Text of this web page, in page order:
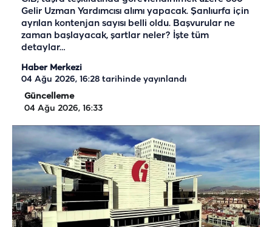
Gelir Uzman Yardımcısı alımı yapacak. Şanlıurfa için
ayrılan kontenjan sayısı belli oldu. Başvurular ne
zaman başlayacak, şartlar neler? İşte tüm
detaylar…
Haber Merkezi
04 Ağu 2026, 16:28 tarihinde yayınlandı
Güncelleme
04 Ağu 2026, 16:33